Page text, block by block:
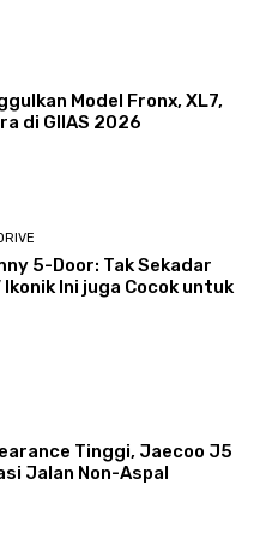
Model Fronx, XL7,
di GIIAS 2026
5-Door: Tak Sekadar
Ikonik Ini juga Cocok untuk
Tinggi, Jaecoo J5
Jalan Non-Aspal